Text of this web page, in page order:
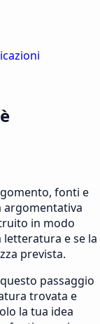
fonti e
argomentativa
in modo
letteratura e se la
prevista.
passaggio
trovata e
la tua idea